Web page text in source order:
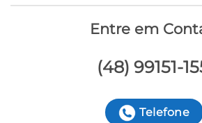
Entre em
(48) 99151-
Telefone